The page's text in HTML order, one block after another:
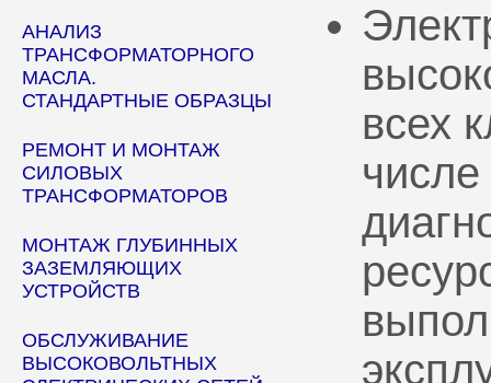
АНАЛИЗ
ТРАНСФОРМАТОРНОГО
МАСЛА.
СТАНДАРТНЫЕ ОБРАЗЦЫ
РЕМОНТ И МОНТАЖ
СИЛОВЫХ
ТРАНСФОРМАТОРОВ
МОНТАЖ ГЛУБИННЫХ
ЗАЗЕМЛЯЮЩИХ
УСТРОЙСТВ
ОБСЛУЖИВАНИЕ
ВЫСОКОВОЛЬТНЫХ
всех